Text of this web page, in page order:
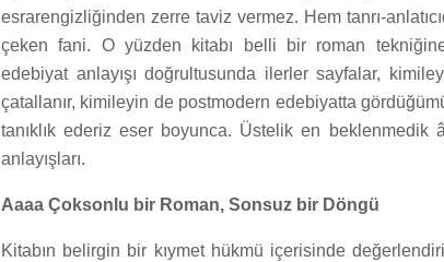
esrarengizliğinden zerre taviz vermez. Hem tanrı-
çeken fani. O yüzden kitabı belli bir roman
edebiyat anlayışı doğrultusunda ilerler sayfalar,
çatallanır, kimileyin de postmodern edebiyatta
tanıklık ederiz eser boyunca. Üstelik en beklenmedik
anlayışları.
Aaaa Çoksonlu bir Roman, Sonsuz bir Döngü
Kitabın belirgin bir kıymet hükmü içerisinde